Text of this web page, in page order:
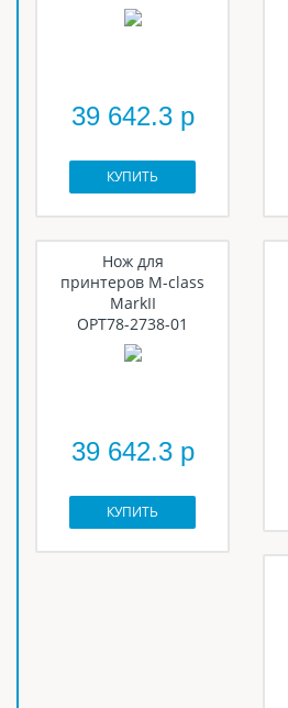
39 642.3 р
КУПИТЬ
Нож для
принтеров M-class
MarkII
OPT78-2738-01
39 642.3 р
КУПИТЬ